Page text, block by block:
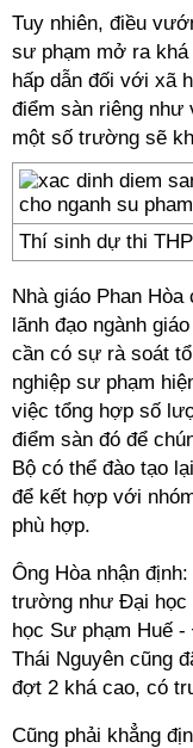
Tuy nhiên, điều
sư phạm mở ra
hấp dẫn đối với xã
điểm sàn riêng như
một số trường sẽ
Thí sinh dự thi
Nhà giáo Phan
lãnh đạo ngành
cần có sự rà soát
nghiệp sư phạm
việc tổng hợp số
điểm sàn đó để
Bộ có thể đào tạo
để kết hợp với
phù hợp.
Ông Hòa nhận
trường như Đại học
học Sư phạm Huế
Thái Nguyên cũng
đợt 2 khá cao, có
Cũng phải khẳng